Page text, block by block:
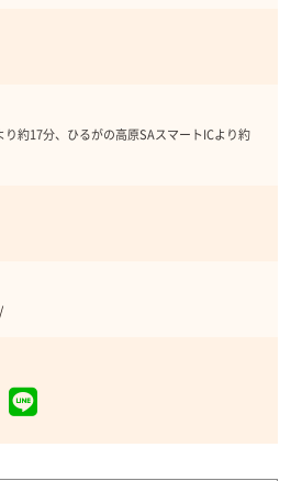
約17分、ひるがの高原SAスマートICより約